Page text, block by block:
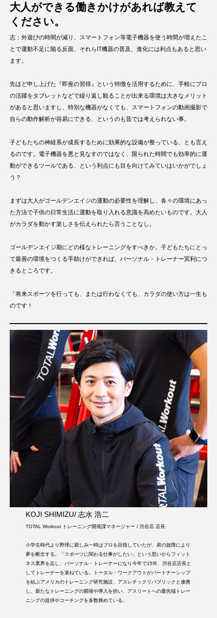
大人ができる働きかけがあれば教えて
ください。
志：外遊びの時間が減り、スマートフォン等電子機器を使う時間が増えたこ
とで運動不足に陥る反面、それらIT機器の普及、進化には利点もあると思い
ます。
先ほど申し上げた『即座の習得』という特徴を活用するために、手軽にプロ
の活躍をタブレットなどで繰り返し観ることが出来る環境は大きなメリット
があると思いますし、特別な機器がなくても、スマートフォンの動画撮影で
自らの動作解析が容易にできる、というのも昔では考えられない事。
子どもたちの神経系が成長するために効果的な設備が整っている、とも言え
るのです。電子機器を悪と見なすのではなく、限られた時間でも効率的に運
動ができるツールである、という利点にも目を向けてみていはいかがでしょ
う？
まずは大人がゴールデンエイジの運動の必要性を理解し、各々の環境にあっ
た方法で子供の日常生活に運動を取り入れる意識を高めたいものです。大人
がカラダを動かす楽しさを伝えられたら言うことなし。
ゴールデンエイジ期にどの様なトレーニングをすべきか。子どもたちにとっ
て最善の環境をつくる手助けができれば、パーソナル・トレーナー冥利につ
きるところです。
「将来スポーツを行っても、または行わなくても、カラダの使い方は一生も
のです！
KOJI SHIMIZU/ 志水 浩二
TOTAL Workout トレーニング開発課マネージャー / 渋谷店 店長
小学生時代より野球に親しみ一時はプロを目指していたが、肩の故障により
夢を断念する。「スポーツに関わる仕事がしたい」という思いからフィット
ネス業界を志し、パーソナル・トレーナーになり今年で15年、渋谷店店長と
してトレーナーを束ねている。トータル・ワークアウトがパートナーシップ
を結ぶアメリカのトレーニング研究施設、アスレチックリパブリックと連携
し、新たなトレーニングの開発や導入を担い、アスリートへの最先端トレー
ニングの提供やコーチングを多数務めている。